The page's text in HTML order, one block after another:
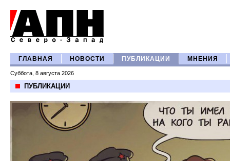
ГЛАВНАЯ НОВОСТИ ПУБЛИКАЦИИ МНЕНИЯ
Суббота, 8 августа 2026
ПУБЛИКАЦИИ